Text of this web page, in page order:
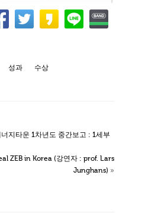
성과 수상
지타운 1차년도 중간보고 : 1세부
ZEB in Korea (강연자 : prof. Lars
Junghans) »